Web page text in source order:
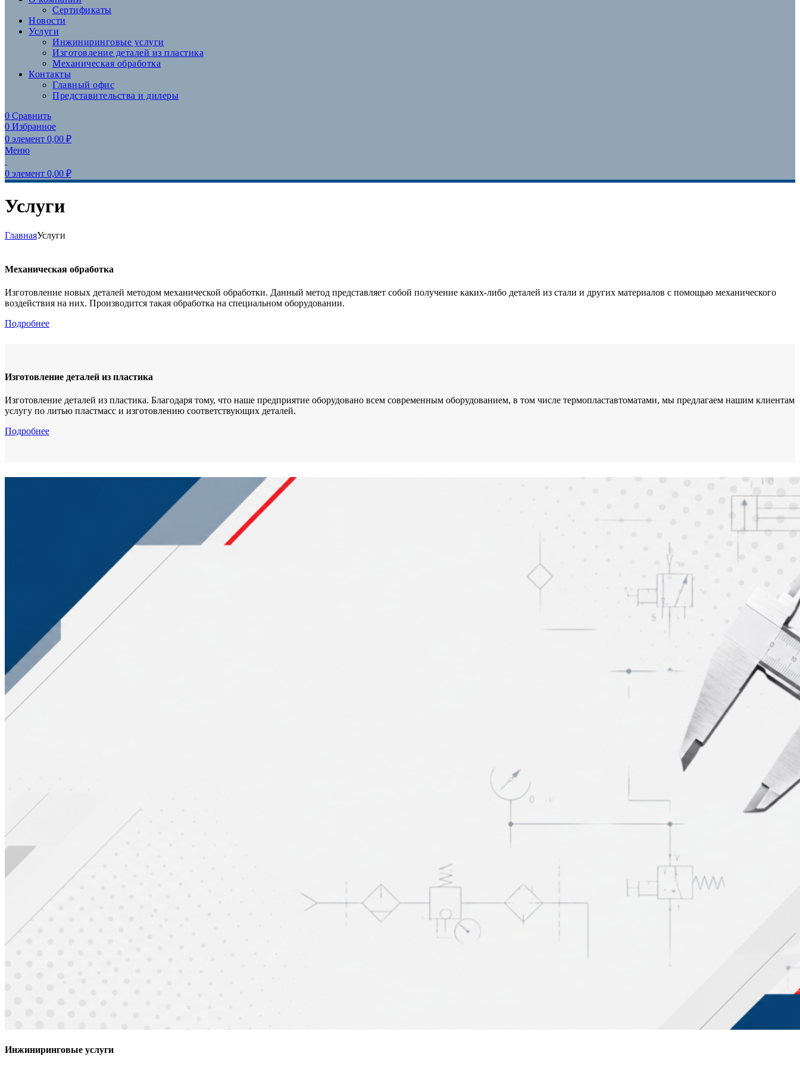
Сертификаты
Новости
Услуги
Инжиниринговые услуги
Изготовление деталей из пластика
Механическая обработка
Контакты
Главный офис
Представительства и дилеры
0 Сравнить
0 Избранное
0 элемент 0,00 ₽
Меню
0 элемент 0,00 ₽
Услуги
ГлавнаяУслуги
Механическая обработка
Изготовление новых деталей методом механической обработки. Данный метод представляет собой получение каких-либо деталей из стали и других материалов с помощью механического
воздействия на них. Производится такая обработка на специальном оборудовании.
Подробнее
Изготовление деталей из пластика
Изготовление деталей из пластика. Благодаря тому, что наше предприятие оборудовано всем современным оборудованием, в том числе термопластавтоматами, мы предлагаем нашим клиентам
услугу по литью пластмасс и изготовлению соответствующих деталей.
Подробнее
Инжиниринговые услуги